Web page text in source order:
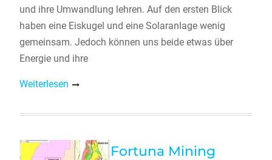
und ihre Umwandlung lehren. Auf den ersten Blick
haben eine Eiskugel und eine Solaranlage wenig
gemeinsam. Jedoch können uns beide etwas über
Energie und ihre
Weiterlesen
Fortuna Mining